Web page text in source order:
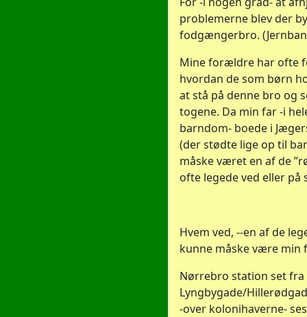
problemerne blev der
fodgængerbro.
Mine forældre har ofte
hvordan de som børn
at stå på denne bro og
togene. Da min far -i
barndom- boede i
(der stødte lige op til
måske været en af de
ofte legede ved eller på
Hvem ved, --en af de
kunne måske være min
Nørrebro station set fra
Lyngbygade/
-over kolonihaverne-